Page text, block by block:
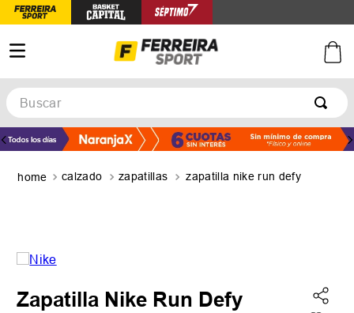
Buscar
calzado zapatillas zapatilla nike run defy
Zapatilla Nike Run Defy
TÉRMINOS MÁS BUSCADOS
5. zapatillas adidas